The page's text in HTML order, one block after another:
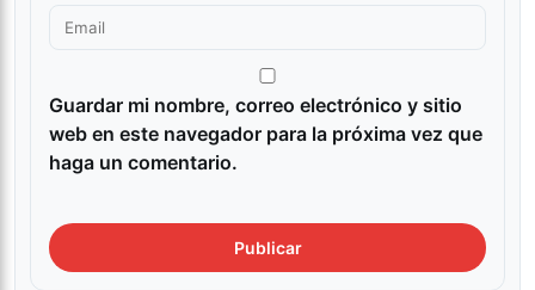
Guardar mi nombre, correo electrónico y sitio
web en este navegador para la próxima vez que
haga un comentario.